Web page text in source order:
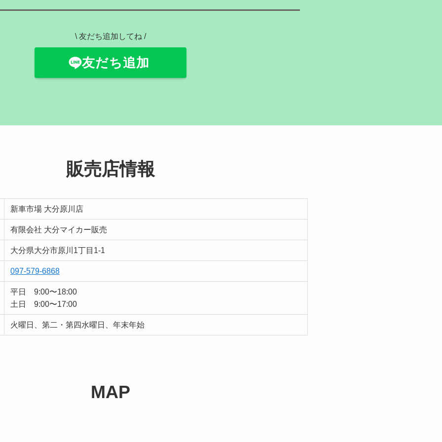
\ 友だち追加してね /
友だち追加
販売店情報
新車市場 大分原川店
有限会社 大分マイカー販売
大分県大分市原川1丁目1-1
097-579-6868
平日 9:00〜18:00
土日 9:00〜17:00
火曜日、第二・第四水曜日、年末年始
MAP